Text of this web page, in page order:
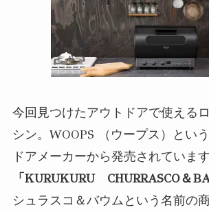
今回見つけたアウトドアで使える
シン。WOOPS （ウープス）とい
ドアメーカーから発売されていま
「KURUKURU CHURRASCO＆
シュラスコ＆バウムという名前の